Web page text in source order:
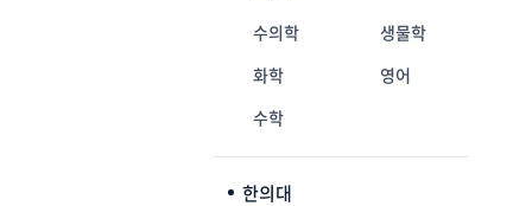
수의학
생물학
화학
영어
수학
한의대